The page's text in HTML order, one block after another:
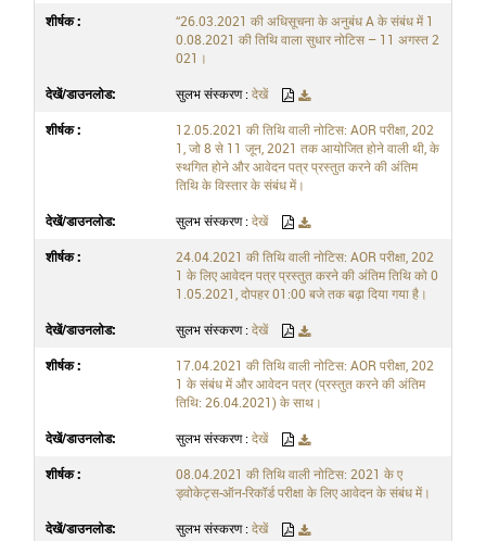
“26.03.2021 की अधिसूचना के अनुबंध A के संबंध में 1
0.08.2021 की तिथि वाला सुधार नोटिस – 11 अगस्त 2
021।
सुलभ संस्करण : देखें
12.05.2021 की तिथि वाली नोटिस: AOR परीक्षा, 202
1, जो 8 से 11 जून, 2021 तक आयोजित होने वाली थी, के
स्थगित होने और आवेदन पत्र प्रस्तुत करने की अंतिम
तिथि के विस्तार के संबंध में।
सुलभ संस्करण :देखें
24.04.2021 की तिथि वाली नोटिस: AOR परीक्षा, 202
1 के लिए आवेदन पत्र प्रस्तुत करने की अंतिम तिथि को 0
1.05.2021, दोपहर 01:00 बजे तक बढ़ा दिया गया है।
सुलभ संस्करण : देखें
17.04.2021 की तिथि वाली नोटिस: AOR परीक्षा, 202
1 के संबंध में और आवेदन पत्र (प्रस्तुत करने की अंतिम
तिथि: 26.04.2021) के साथ।
सुलभ संस्करण :देखें
08.04.2021 की तिथि वाली नोटिस: 2021 के ए
ड्वोकेट्स-ऑन-रिकॉर्ड परीक्षा के लिए आवेदन के संबंध में।
सुलभ संस्करण : देखें